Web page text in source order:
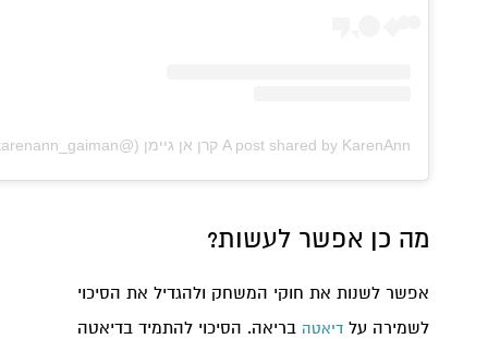
A post shared by KarenAnn קרן אן גיימן (@karenann_gaiman)
מה כן אפשר לעשות?
אפשר לשנות את חוקי המשחק ולהגדיל את הסיכוי
לשמירה עלדיאטה בריאה. הסיכוי להתמיד בדיאטה